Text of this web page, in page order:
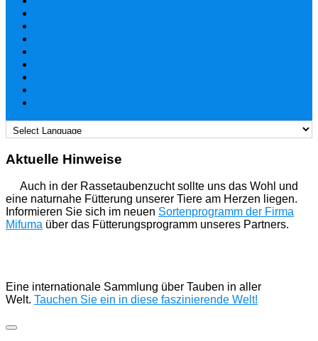
Aktuelle Hinweise
Auch in der Rassetaubenzucht sollte uns das Wohl und
eine naturnahe Fütterung unserer Tiere am Herzen liegen.
Informieren Sie sich im neuen Sortenprogramm der Firma
Mifuma über das Fütterungsprogramm unseres Partners.
Eine internationale Sammlung über Tauben in aller
Welt. Tauchen Sie ein in diese faszinierende Welt!